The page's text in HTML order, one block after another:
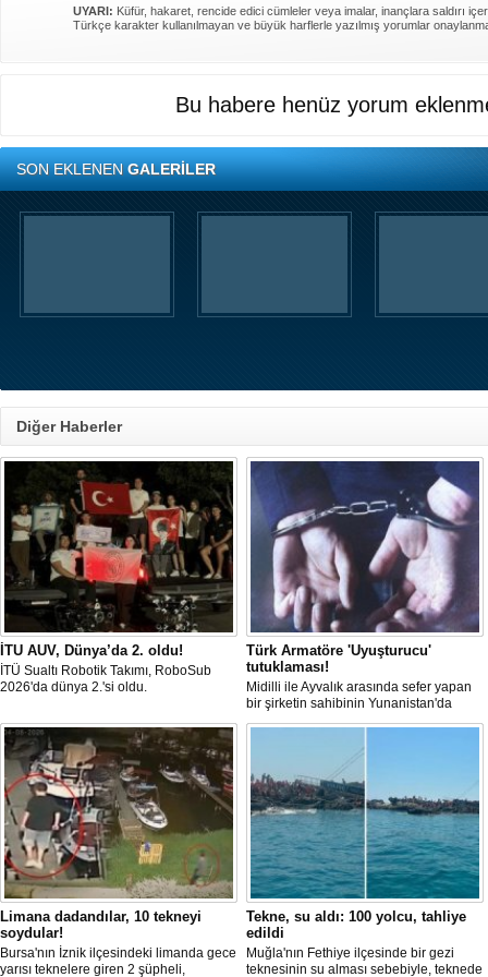
UYARI: Küfür, hakaret, rencide edici cümleler veya imalar, inançlara saldırı
Türkçe karakter kullanılmayan ve büyük harflerle yazılmış yorumlar
Bu habere henüz yorum
SON EKLENENGALERİLER
Diğer Haberler
İTU AUV, Dünya’da 2. oldu!
İTÜ Sualtı Robotik Takımı, RoboSub
2026'da dünya 2.'si oldu.
Türk Armatöre 'Uyuşturucu'
tutuklaması!
Midilli ile Ayvalık arasında sefer yapan
bir şirketin sahibinin Yunanistan'da
tutuklandığı bildirildi.
Limana dadandılar, 10 tekneyi
soydular!
Bursa'nın İznik ilçesindeki limanda gece
yarısı teknelere giren 2 şüpheli,
Tekne, su aldı: 100 yolcu, tahliye
edildi
Muğla'nın Fethiye ilçesinde bir gezi
teknesinin su alması sebebiyle, teknede